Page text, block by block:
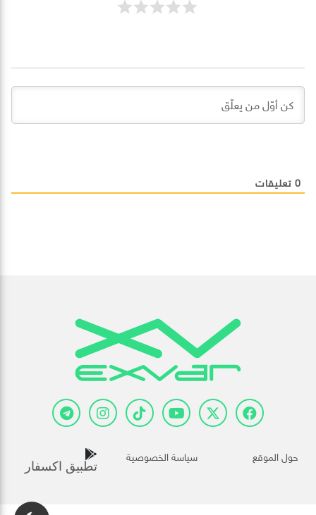
0 تعليقات
حول الموقع سياسة الخصوصية
تطبيق اكسفار